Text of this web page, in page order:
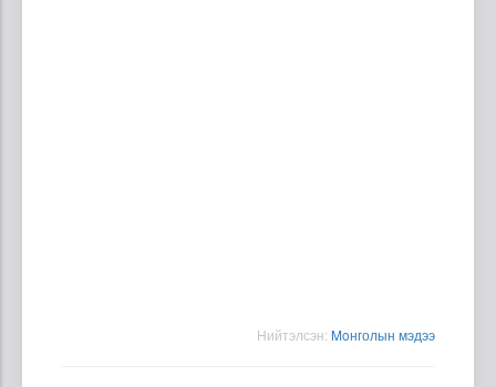
Нийтэлсэн: Moнголын мэдээ